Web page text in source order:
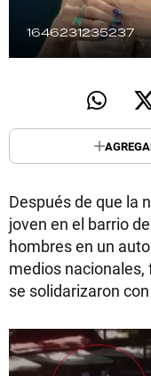
1646231235237
Después de que la
joven en el barrio
hombres en un
medios
se solidarizaron